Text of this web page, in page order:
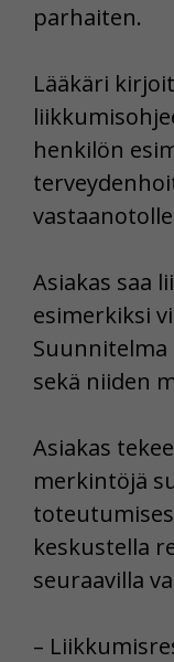
parhaiten.
Lääkäri
henkilön
Asiakas saa
esimerkiksi
sekä niiden
Asiakas
merkintöjä
keskustella
seuraavilla
–